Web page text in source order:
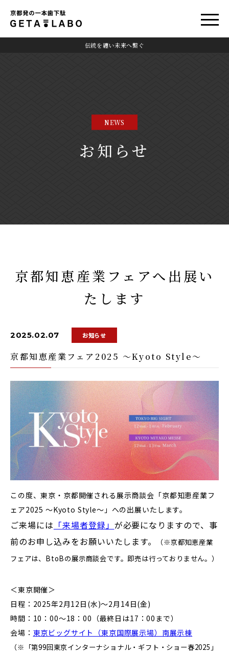
伝統を纏い未来へ繋ぐ
NEWS
お知らせ
京都知恵産業フェアへ出展い
たします
2025.02.07 お知らせ
京都知恵産業フェア2025 ～Kyoto Style～
この度、東京・京都開催される展示商談会 「京都知恵産業フ
ェア2025 ～Kyoto Style～ 」への出展いたします。
ご来場には 「来場者登録」 が必要になりますので、事
前のお申し込みをお願いいたします。
（※京都知恵産業
フェアは、BtoBの展示商談会です。即売は行っておりません。）
＜東京開催＞
日程：2025年2月12日(水)～2月14日(金)
時間：10：00～18：00（最終日は17：00まで）
会場： 東京ビッグサイト（東京国際展示場）南展示棟
（※「第99回東京インターナショナル・ギフト・ショー春2025」